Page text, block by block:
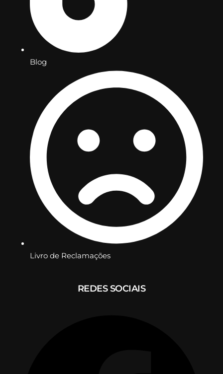
Blog
Livro de Reclamações
REDES SOCIAIS